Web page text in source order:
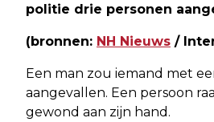
politie drie personen
(bronnen: NH Nieuws /
Een man zou iemand met
aangevallen. Een persoon
gewond aan zijn hand.